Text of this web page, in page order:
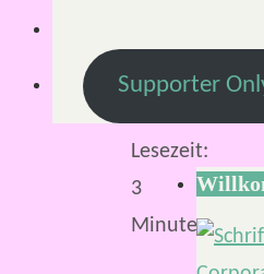
Dezember
Lesezeit:
3
Minuten
Supporter